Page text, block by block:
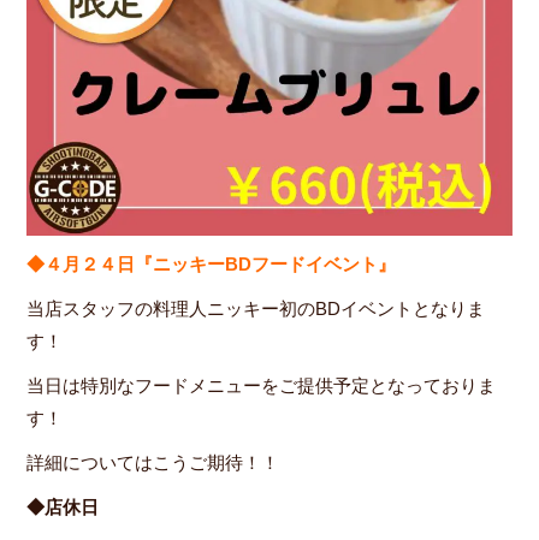
◆４月２４日『ニッキーBDフードイベント』
当店スタッフの料理人ニッキー初のBDイベントとなりま
す！
当日は特別なフードメニューをご提供予定となっておりま
す！
詳細についてはこうご期待！！
◆店休日